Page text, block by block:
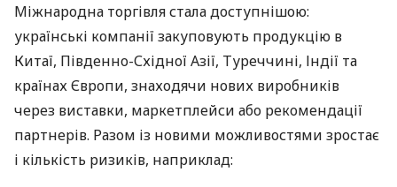
Міжнародна торгівля стала доступнішою:
українські компанії закуповують продукцію в
Китаї, Південно-Східної Азії, Туреччині, Індії та
країнах Європи, знаходячи нових виробників
через виставки, маркетплейси або рекомендації
партнерів. Разом із новими можливостями зростає
і кількість ризиків, наприклад: